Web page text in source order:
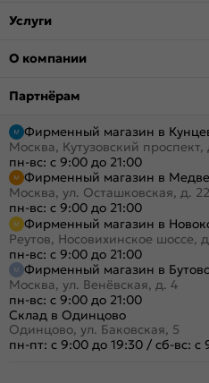
Услуги
О компании
Партнёрам
Фирменный магазин в
Москва, Кутузовский проспект,
пн-вс: с 9:00 до 21:00
Фирменный магазин в
Москва, ул. Осташковская, д.
пн-вс: с 9:00 до 21:00
Фирменный магазин в
Реутов, Носовихинское шоссе,
пн-вс: с 9:00 до 21:00
Фирменный магазин в
Москва, ул. Венёвская, д. 4
пн-вс: с 9:00 до 21:00
Склад в Одинцово
Одинцово, ул. Баковская, 5
пн-пт: с 9:00 до 19:30 / сб-вс: с